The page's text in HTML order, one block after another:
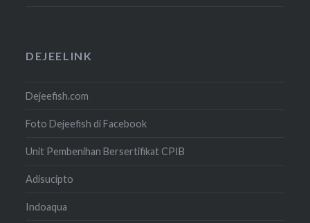
DEJEELINK
Dejeefish.com
Foto Dejeefish di Facebook
Unit Pembenihan Bersertifikat CPIB
Adisucipto
Indoaqua